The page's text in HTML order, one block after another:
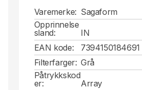
Varemerke: Sagaform
Opprinnelse
sland:
IN
EAN kode:
7394150184691
Filterfarger: Grå
Påtrykkskod
er:
Array